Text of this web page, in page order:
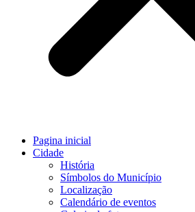
Pagina inicial
Cidade
História
Símbolos do Município
Localização
Calendário de eventos